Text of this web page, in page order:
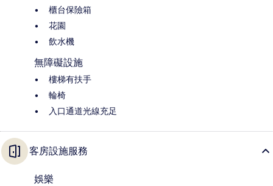
櫃台保險箱
花園
飲水機
無障礙設施
樓梯有扶手
輪椅
入口通道光線充足
客房設施服務
娛樂